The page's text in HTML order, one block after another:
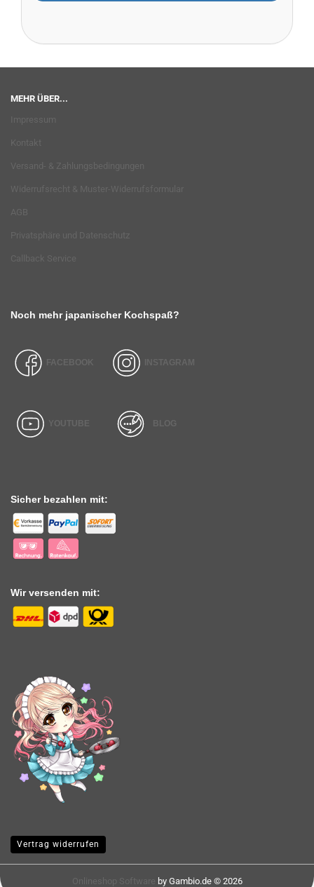
MEHR ÜBER...
Impressum
Kontakt
Versand- & Zahlungsbedingungen
Widerrufsrecht & Muster-Widerrufsformular
AGB
Privatsphäre und Datenschutz
Callback Service
Noch mehr japanischer Kochspaß?
FACEBOOK INSTAGRAM
YOUTUBE BLOG
Sicher bezahlen mit:
Wir versenden mit:
Vertrag widerrufen
Onlineshop Software by Gambio.de © 2026